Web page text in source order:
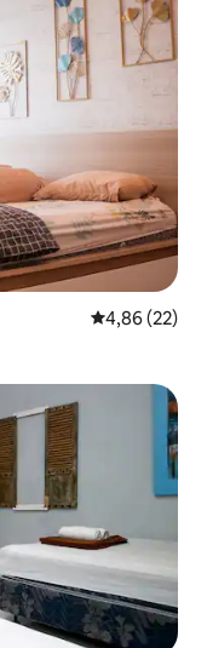
Prosječna
4,86 (22)